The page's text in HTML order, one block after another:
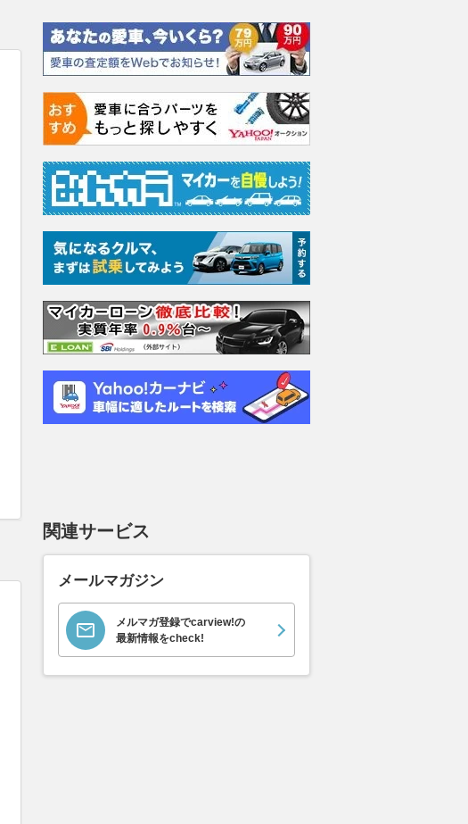
関連サービス
メールマガジン
メルマガ登録でcarview!の
最新情報をcheck!